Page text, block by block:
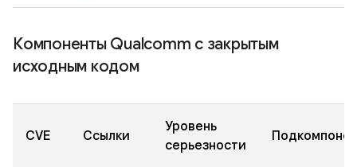
Компоненты Qualcomm с закрытым
исходным кодом
CVE Ссылки
Уровень
серьезности